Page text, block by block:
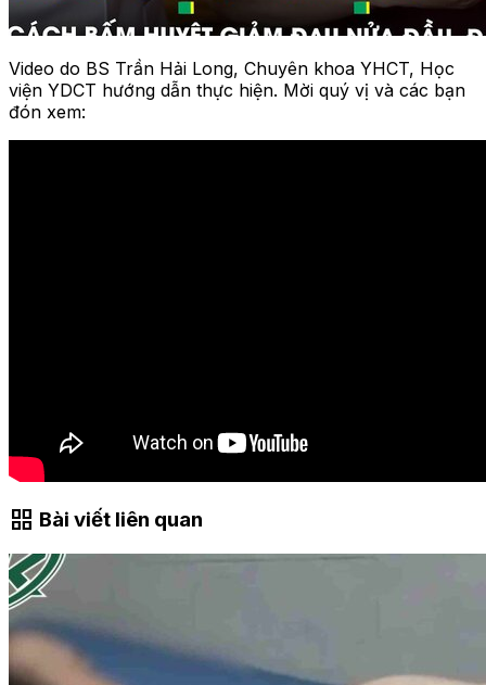
Video do BS Trần Hải Long, Chuyên khoa YHCT, Học
viện YDCT hướng dẫn thực hiện. Mời quý vị và các bạn
đón xem:
grid_view Bài viết liên quan